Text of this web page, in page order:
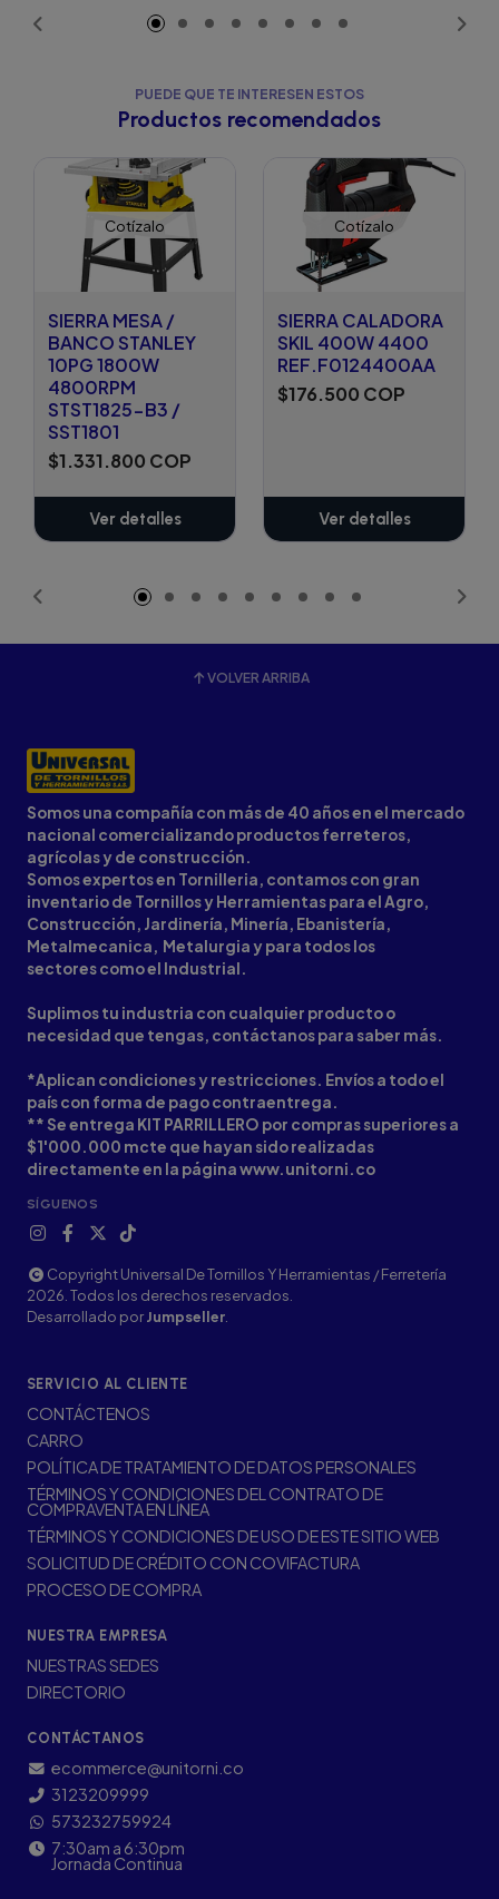
PUEDE QUE TE INTERESEN ESTOS
Productos recomendados
Cotízalo
SIERRA MESA /
BANCO STANLEY
10PG 1800W
4800RPM
STST1825-B3 /
SST1801
$1.331.800 COP
Ver detalles
Cotízalo
SIERRA CALADORA
SKIL 400W 4400
REF.F0124400AA
$176.500 COP
Ver detalles
VOLVER ARRIBA
Somos una compañía con más de 40 años en el mercado
nacional comercializando productos ferreteros,
agrícolas y de construcción.
Somos expertos en Tornilleria, contamos con gran
inventario de Tornillos y Herramientas para el Agro,
Construcción, Jardinería, Minería, Ebanistería,
Metalmecanica, Metalurgia y para todos los
sectores como el Industrial.
Suplimos tu industria con cualquier producto o
necesidad que tengas, contáctanos para saber más.
*Aplican condiciones y restricciones. Envíos a todo el
país con forma de pago contraentrega.
** Se entrega KIT PARRILLERO por compras superiores a
$1'000.000 mcte que hayan sido realizadas
directamente en la página www.unitorni.co
SÍGUENOS
Copyright Universal De Tornillos Y Herramientas / Ferretería
2026. Todos los derechos reservados.
Desarrollado porJumpseller
SERVICIO AL CLIENTE
CONTÁCTENOS
CARRO
POLÍTICA DE TRATAMIENTO DE DATOS PERSONALES
TÉRMINOS Y CONDICIONES DEL CONTRATO DE
COMPRAVENTA EN LÍNEA
TÉRMINOS Y CONDICIONES DE USO DE ESTE SITIO WEB
SOLICITUD DE CRÉDITO CON COVIFACTURA
PROCESO DE COMPRA
NUESTRA EMPRESA
NUESTRAS SEDES
DIRECTORIO
CONTÁCTANOS
ecommerce@unitorni.co
3123209999
573232759924
7:30am a 6:30pm
Jornada Continua